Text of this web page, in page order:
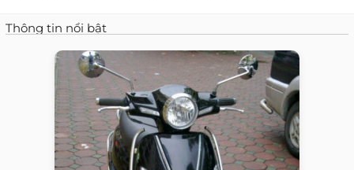
Thông tin nổi bật